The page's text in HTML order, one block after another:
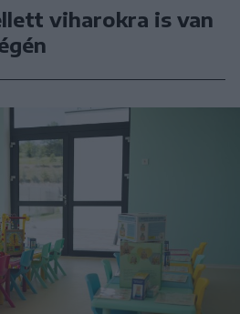
viharokra is van